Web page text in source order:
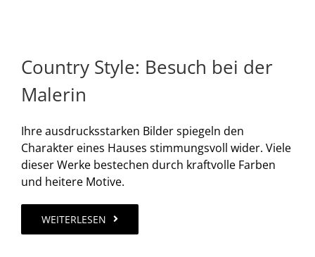
Country Style: Besuch bei der
Malerin
Ihre ausdrucksstarken Bilder spiegeln den
Charakter eines Hauses stimmungsvoll wider. Viele
dieser Werke bestechen durch kraftvolle Farben
und heitere Motive.
WEITERLESEN